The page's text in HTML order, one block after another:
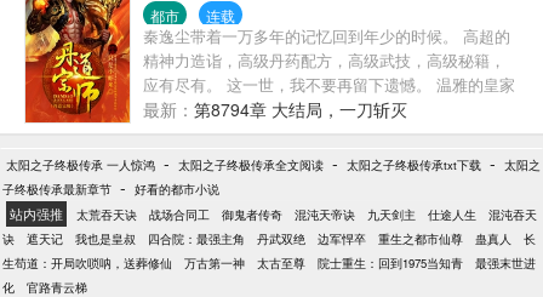
都市 连载
秦逸尘带着一万多年的记忆回到年少的时候。 高超的
精神力造诣，高级丹药配方，高级武技，高级秘籍，
应有尽有。 这一世，我不要再留下遗憾。 温雅的皇家
公主，刁蛮任性的魔女，圣洁冰冷的神女，一一与他
发生交集。 各位书友要是觉得《丹道宗师》还不错的
话请不要忘记向您QQ群和微博里的朋友推荐哦！
最新： 第8794章 大结局，一刀斩灭
太阳之子终极传承 一人惊鸿 - 太阳之子终极传承全文阅读 - 太阳之子终极传承txt下载 - 太阳之
子终极传承最新章节 - 好看的都市小说
站内强推 太荒吞天诀 战场合同工 御鬼者传奇 混沌天帝诀 九天剑主 仕途人生
混沌吞天
诀
遮天记 我也是皇叔 四合院：最强主角 丹武双绝 边军悍卒 重生之都市仙尊 蛊真人
长
生苟道：开局吹唢呐，送葬修仙
万古第一神 太古至尊 院士重生：回到1975当知青
最强末世进
化
官路青云梯